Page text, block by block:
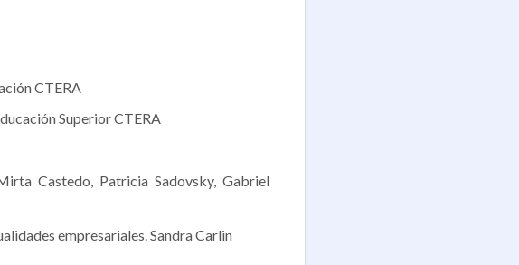
CTERA
Superior CTERA
Castedo, Patricia Sadovsky, Gabriel
empresariales. Sandra Carlin